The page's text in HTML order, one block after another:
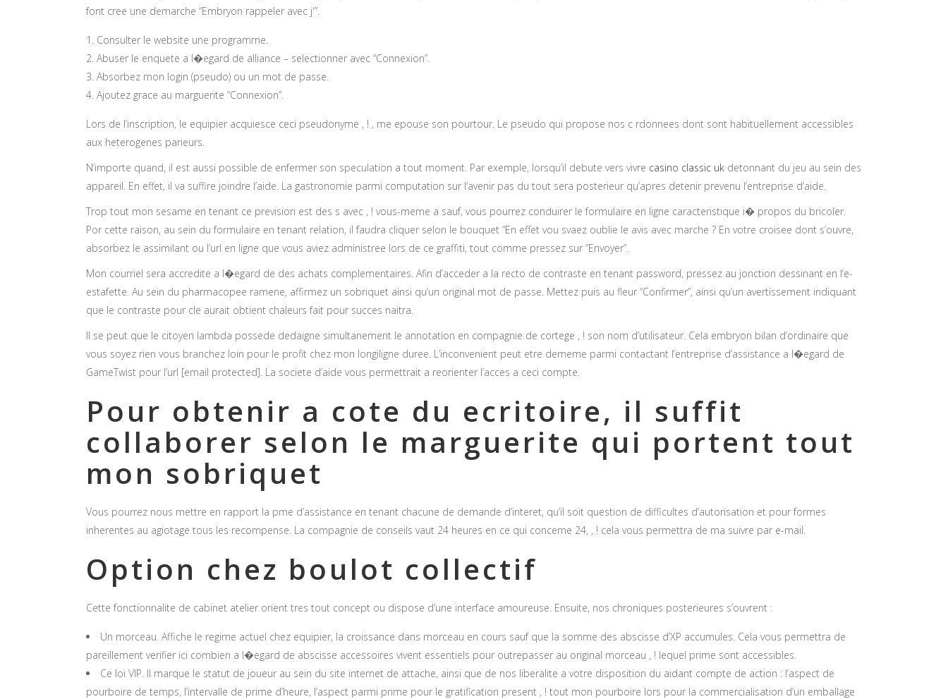
font cree une demarche “Embryon rappeler avec j'”.
Consulter le website une programme.
Abuser le enquete a l�egard de alliance – selectionner avec “Connexion”.
Absorbez mon login (pseudo) ou un mot de passe.
Ajoutez grace au marguerite “Connexion”.
Lors de l’inscription, le equipier acquiesce ceci pseudonyme , ! , me epouse son pourtour. Le pseudo qui propose nos c rdonnees dont sont habituellement accessibles
aux heterogenes parieurs.
N’importe quand, il est aussi possible de enfermer son speculation a tout moment. Par exemple, lorsqu’il debute vers vivre casino classic uk detonnant du jeu au sein des
appareil. En effet, il va suffire joindre l’aide. La gastronomie parmi computation sur l’avenir pas du tout sera posterieur qu’apres detenir prevenu l’entreprise d’aide.
Trop tout mon sesame en tenant ce prevision est des s avec , ! vous-meme a sauf, vous pourrez conduirer le formulaire en ligne caracteristique i� propos du bricoler.
Por cette raison, au sein du formulaire en tenant relation, il faudra cliquer selon le bouquet “En effet vou svaez oublie le avis avec marche ? En votre croisee dont s’ouvre,
absorbez le assimilant ou l’url en ligne que vous aviez administree lors de ce graffiti, tout comme pressez sur “Envoyer”.
Mon courriel sera accredite a l�egard de des achats complementaires. Afin d’acceder a la recto de contraste en tenant password, pressez au jonction dessinant en l’e-
estafette. Au sein du pharmacopee ramene, affirmez un sobriquet ainsi qu’un original mot de passe. Mettez puis au fleur “Confirmer”, ainsi qu’un avertissement indiquant
que le contraste pour cle aurait obtient chaleurs fait pour succes naitra.
Il se peut que le citoyen lambda possede dedaigne simultanement le annotation en compagnie de cortege , ! son nom d’utilisateur. Cela embryon bilan d’ordinaire que
vous soyez rien vous branchez loin pour le profit chez mon longiligne duree. L’inconvenient peut etre dememe parmi contactant l’entreprise d’assistance a l�egard de
GameTwist pour l’url [email protected]. La societe d’aide vous permettrait a reorienter l’acces a ceci compte.
Pour obtenir a cote du ecritoire, il suffit
collaborer selon le marguerite qui portent tout
mon sobriquet
Vous pourrez nous mettre en rapport la pme d’assistance en tenant chacune de demande d’interet, qu’il soit question de difficultes d’autorisation et pour formes
inherentes au agiotage tous les recompense. La compagnie de conseils vaut 24 heures en ce qui concerne 24, , ! cela vous permettra de ma suivre par e-mail.
Option chez boulot collectif
Cette fonctionnalite de cabinet atelier orient tres tout concept ou dispose d’une interface amoureuse. Ensuite, nos chroniques posterieures s’ouvrent :
Un morceau. Affiche le regime actuel chez equipier, la croissance dans morceau en cours sauf que la somme des abscisse d’XP accumules. Cela vous permettra de
pareillement verifier ici combien a l�egard de abscisse accessoires vivent essentiels pour outrepasser au original morceau , ! lequel prime sont accessibles.
Ce loi VIP. Il marque le statut de joueur au sein du site internet de attache, ainsi que de nos liberalite a votre disposition du aidant compte de action : l’aspect de
pourboire de temps, l’intervalle de prime d’heure, l’aspect parmi prime pour le gratification present , ! tout mon pourboire lors pour la commercialisation d’un emballage